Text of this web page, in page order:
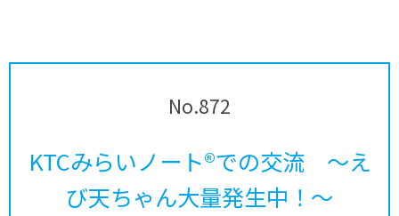
No.872
KTCみらいノート®での交流 ～え
び天ちゃん大量発生中！～